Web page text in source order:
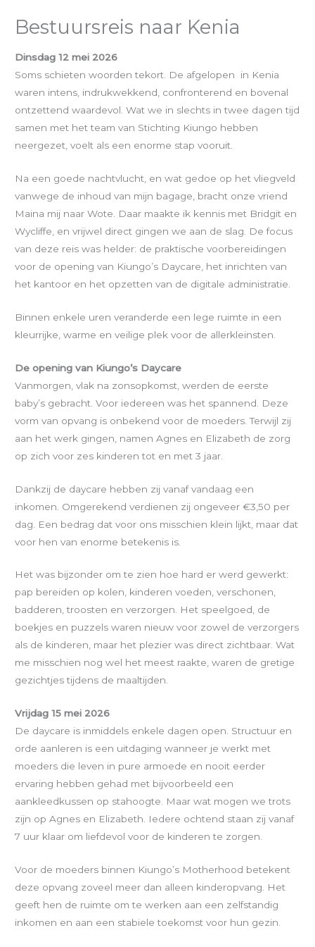
Bestuursreis naar Kenia
Dinsdag 12 mei 2026
Soms schieten woorden tekort. De afgelopen in Kenia
waren intens, indrukwekkend, confronterend en bovenal
ontzettend waardevol. Wat we in slechts in twee dagen tijd
samen met het team van Stichting Kiungo hebben
neergezet, voelt als een enorme stap vooruit.
Na een goede nachtvlucht, en wat gedoe op het vliegveld
vanwege de inhoud van mijn bagage, bracht onze vriend
Maina mij naar Wote. Daar maakte ik kennis met Bridgit en
Wycliffe, en vrijwel direct gingen we aan de slag. De focus
van deze reis was helder: de praktische voorbereidingen
voor de opening van Kiungo’s Daycare, het inrichten van
het kantoor en het opzetten van de digitale administratie.
Binnen enkele uren veranderde een lege ruimte in een
kleurrijke, warme en veilige plek voor de allerkleinsten.
De opening van Kiungo’s Daycare
Vanmorgen, vlak na zonsopkomst, werden de eerste
baby’s gebracht. Voor iedereen was het spannend. Deze
vorm van opvang is onbekend voor de moeders. Terwijl zij
aan het werk gingen, namen Agnes en Elizabeth de zorg
op zich voor zes kinderen tot en met 3 jaar.
Dankzij de daycare hebben zij vanaf vandaag een
inkomen. Omgerekend verdienen zij ongeveer €3,50 per
dag. Een bedrag dat voor ons misschien klein lijkt, maar dat
voor hen van enorme betekenis is.
Het was bijzonder om te zien hoe hard er werd gewerkt:
pap bereiden op kolen, kinderen voeden, verschonen,
badderen, troosten en verzorgen. Het speelgoed, de
boekjes en puzzels waren nieuw voor zowel de verzorgers
als de kinderen, maar het plezier was direct zichtbaar. Wat
me misschien nog wel het meest raakte, waren de gretige
gezichtjes tijdens de maaltijden.
Vrijdag 15 mei 2026
De daycare is inmiddels enkele dagen open. Structuur en
orde aanleren is een uitdaging wanneer je werkt met
moeders die leven in pure armoede en nooit eerder
ervaring hebben gehad met bijvoorbeeld een
aankleedkussen op stahoogte. Maar wat mogen we trots
zijn op Agnes en Elizabeth. Iedere ochtend staan zij vanaf
7 uur klaar om liefdevol voor de kinderen te zorgen.
Voor de moeders binnen Kiungo’s Motherhood betekent
deze opvang zoveel meer dan alleen kinderopvang. Het
geeft hen de ruimte om te werken aan een zelfstandig
inkomen en aan een stabiele toekomst voor hun gezin.